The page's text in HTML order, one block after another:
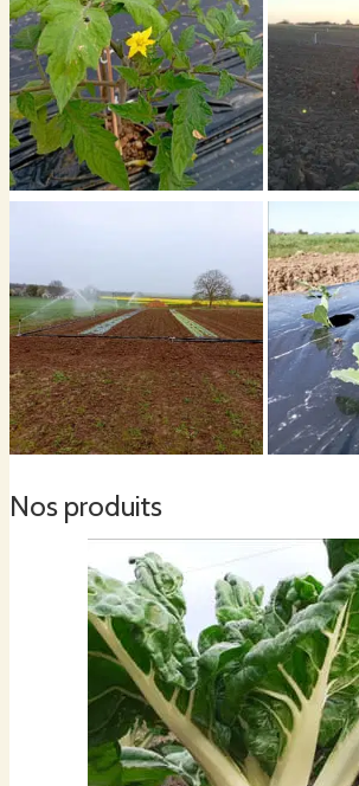
Nos produits